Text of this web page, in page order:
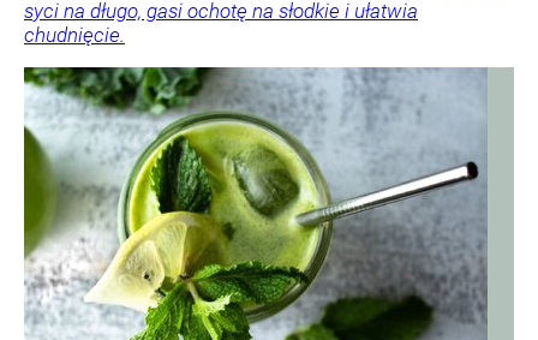
syci na długo, gasi ochotę na słodkie i ułatwia
chudnięcie.